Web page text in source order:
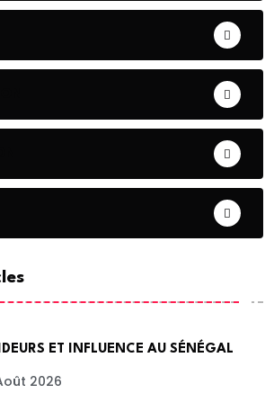
ET INFLUENCE AU SÉNÉGAL
2026